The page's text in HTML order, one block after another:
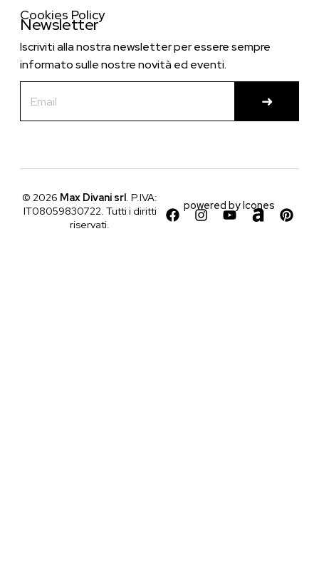
Cookies Policy
Newsletter
Iscriviti alla nostra newsletter per essere sempre
informato sulle nostre novità ed eventi.
© 2026 Max Divani srl. P.IVA:
IT08059830722. Tutti i diritti
riservati.
powered byIcones